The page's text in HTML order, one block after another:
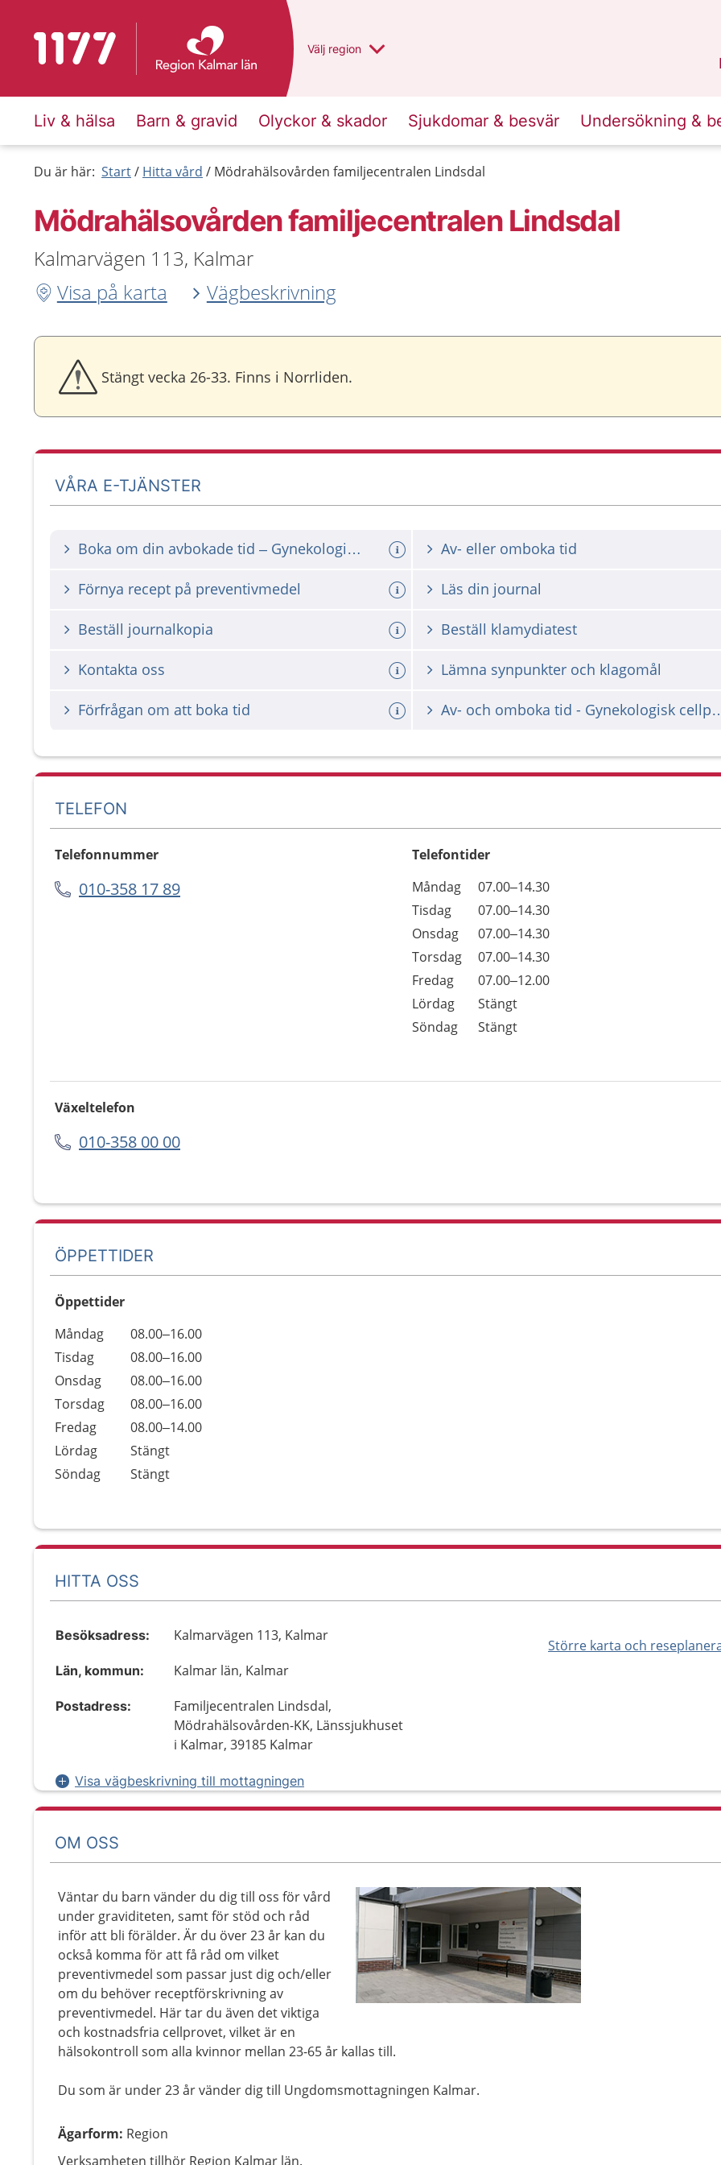
Till startsidan för 1177 Du har valt region
Välj en annan
region
Liv & hälsa Barn & gravid Olyckor & skador Sjukdomar & besvär Undersökning &
Du är här: Start Hitta vård Mödrahälsovården familjecentralen Lindsdal
Mödrahälsovården familjecentralen Lindsdal
Kalmarvägen 113, Kalmar
Visa på karta
Vägbeskrivning
Stängt vecka 26-33. Finns i Norrliden.
VÅRA E-TJÄNSTER
Boka om din avbokade tid – Gynekologisk cellprovtagning Av- eller omboka tid
Förnya recept på preventivmedel Läs din journal
Beställ journalkopia Beställ klamydiatest
Kontakta oss Lämna synpunkter och klagomål
Förfrågan om att boka tid Av- och omboka
TELEFON
Telefonnummer
010-358 17 89
Telefontider
Dag
Öppettider
Kommentarer
Måndag
07.00–14.30
Tisdag
07.00–14.30
Onsdag
07.00–14.30
Torsdag
07.00–14.30
Fredag
07.00–12.00
Lördag
Stängt
Söndag
Stängt
Växeltelefon
010-358 00 00
ÖPPETTIDER
Öppettider
Dag
Öppettider
Kommentarer
Måndag
08.00–16.00
Tisdag
08.00–16.00
Onsdag
08.00–16.00
Torsdag
08.00–16.00
Fredag
08.00–14.00
Lördag
Stängt
Söndag
Stängt
HITTA OSS
Större karta och
Besöksadress: Kalmarvägen 113, Kalmar
Län, kommun: Kalmar län, Kalmar
Postadress:
Familjecentralen Lindsdal,
Mödrahälsovården-KK, Länssjukhuset
i Kalmar, 39185 Kalmar
Visa vägbeskrivning till mottagningen
OM OSS
Väntar du barn vänder du dig till oss för vård
under graviditeten, samt för stöd och råd
inför att bli förälder. Är du över 23 år kan du
också komma för att få råd om vilket
preventivmedel som passar just dig och/eller
om du behöver receptförskrivning av
preventivmedel. Här tar du även det viktiga
och kostnadsfria cellprovet, vilket är en
hälsokontroll som alla kvinnor mellan 23-65 år kallas till.
Du som är under 23 år vänder dig till Ungdomsmottagningen Kalmar.
Ägarform: Region
Verksamheten tillhör Region Kalmar län.